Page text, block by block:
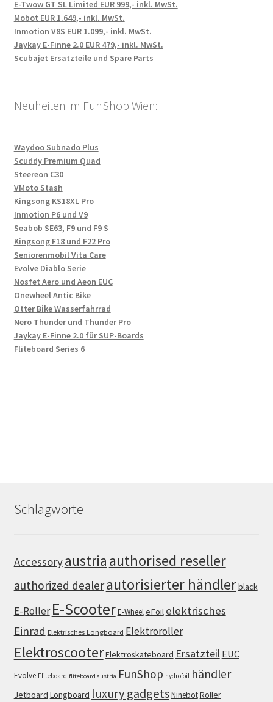
E-Twow GT SL Limited EUR 999,- inkl. MwSt.
Mobot EUR 1.649,- inkl. MwSt.
Inmotion V8S EUR 1.099,- inkl. MwSt.
Jaykay E-Finne 2.0 EUR 479,- inkl. MwSt.
Scubajet Ersatzteile und Spare Parts
Neuheiten im FunShop Wien:
Waydoo Subnado Plus
Scuddy Premium Quad
Steereon C30
VMoto Stash
Kingsong KS18XL Pro
Inmotion P6 und V9
Seabob SE63, F9 und F9 S
Kingsong F18 und F22 Pro
Seniorenmobil Vita Care
Evolve Diablo Serie
Nosfet Aero und Aeon EUC
Onewheel Antic Bike
Otter Bike Wasserfahrrad
Nero Thunder und Thunder Pro
Jaykay E-Finne 2.0 für SUP-Boards
Fliteboard Series 6
Schlagworte
Accessoryaustria authorised reseller
authorized dealerautorisierter händlerblack
E-Roller E-ScooterE-WheeleFoil elektrisches
Einrad Elektrisches Longboard Elektroroller
ElektroscooterElektroskateboard Ersatzteil EUC
Evolve Fliteboard fliteboard austria FunShop hydrofoil händler
Jetboard Longboard luxury gadgetsNinebotRoller